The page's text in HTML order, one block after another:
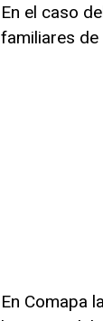
En el caso
familiares de
En Comapa